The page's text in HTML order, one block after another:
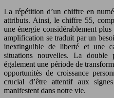
La répétition d’un chiffre en
attributs. Ainsi, le chiffre 55,
une énergie considérablement
amplification se traduit par un
inextinguible de liberté et une
situations nouvelles. La double
également une période de
opportunités de croissance
crucial d’être attentif aux
manifestent dans notre vie.